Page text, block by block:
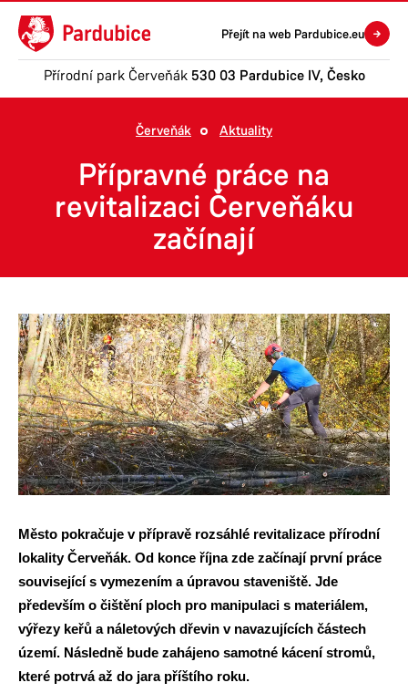
Přejít na web Pardubice.eu
Přírodní park Červeňák 530 03 Pardubice IV, Česko
Červeňák Aktuality
Přípravné práce na
revitalizaci Červeňáku
začínají
Město pokračuje v přípravě rozsáhlé revitalizace přírodní
lokality Červeňák. Od konce října zde začínají první práce
související s vymezením a úpravou staveniště. Jde
především o čištění ploch pro manipulaci s materiálem,
výřezy keřů a náletových dřevin v navazujících částech
území. Následně bude zahájeno samotné kácení stromů,
které potrvá až do jara příštího roku.